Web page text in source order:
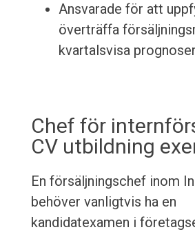
Ansvarade för att
överträffa
kvartalsvisa prognoser
Chef för
CV utbildning
En försäljningschef inom
behöver vanligtvis ha en
kandidatexamen i